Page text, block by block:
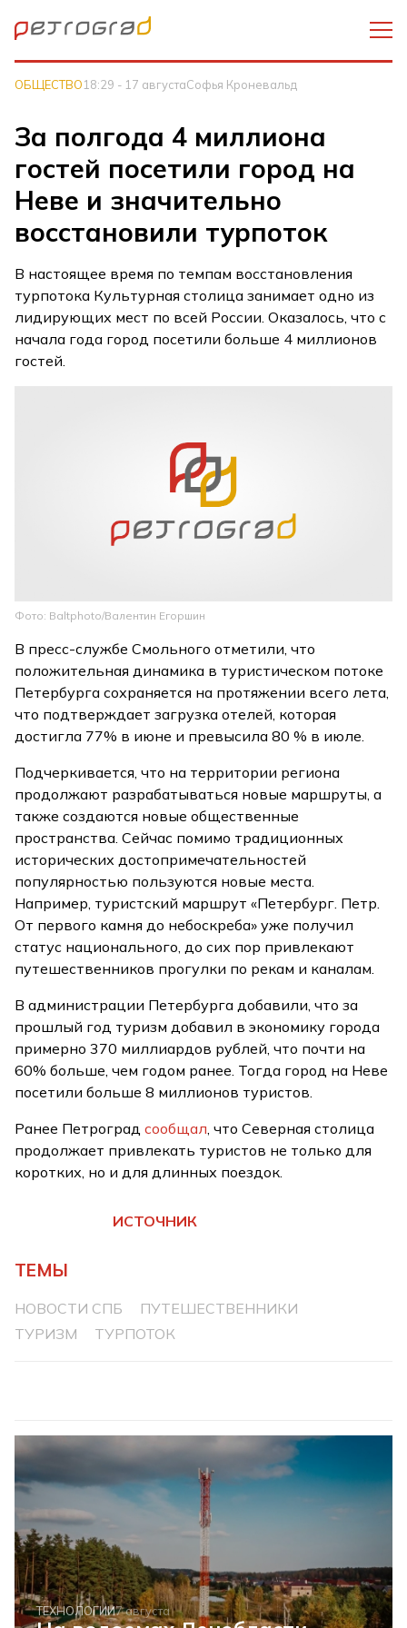
ОБЩЕСТВО18:29 - 17 августаСофья Кроневальд
За полгода 4 миллиона
гостей посетили город на
Неве и значительно
восстановили турпоток
В настоящее время по темпам восстановления
турпотока Культурная столица занимает одно из
лидирующих мест по всей России. Оказалось, что с
начала года город посетили больше 4 миллионов
гостей.
Фото: Baltphoto/Валентин Егоршин
В пресс-службе Смольного отметили, что
положительная динамика в туристическом потоке
Петербурга сохраняется на протяжении всего лета,
что подтверждает загрузка отелей, которая
достигла 77% в июне и превысила 80 % в июле.
Подчеркивается, что на территории региона
продолжают разрабатываться новые маршруты, а
также создаются новые общественные
пространства. Сейчас помимо традиционных
исторических достопримечательностей
популярностью пользуются новые места.
Например, туристский маршрут «Петербург. Петр.
От первого камня до небоскреба» уже получил
статус национального, до сих пор привлекают
путешественников прогулки по рекам и каналам.
В администрации Петербурга добавили, что за
прошлый год туризм добавил в экономику города
примерно 370 миллиардов рублей, что почти на
60% больше, чем годом ранее. Тогда город на Неве
посетили больше 8 миллионов туристов.
Ранее Петроградсообщал , что Северная столица
продолжает привлекать туристов не только для
коротких, но и для длинных поездок.
ИСТОЧНИК
ТЕМЫ
НОВОСТИ СПБ
ПУТЕШЕСТВЕННИКИ
ТУРИЗМ
ТУРПОТОК
ТЕХНОЛОГИИ7 августа